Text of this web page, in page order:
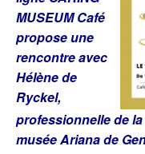
MUSEUM Café
propose une
rencontre avec
Hélène de
Ryckel,
professionnelle de la
musée Ariana de